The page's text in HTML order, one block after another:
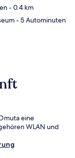
- 0.4 km
- 5 Autominuten
eine
WLAN und